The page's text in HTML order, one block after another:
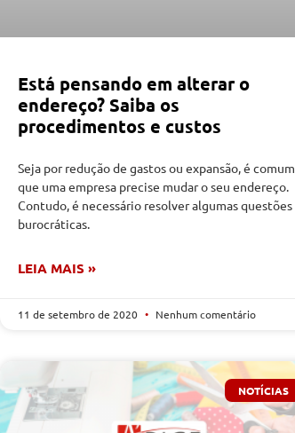
Está pensando em alterar o
endereço? Saiba os
procedimentos e custos
Seja por redução de gastos ou expansão, é comum
que uma empresa precise mudar o seu endereço.
Contudo, é necessário resolver algumas questões
burocráticas.
LEIA MAIS »
11 de setembro de 2020 Nenhum comentário
NOTÍCIAS